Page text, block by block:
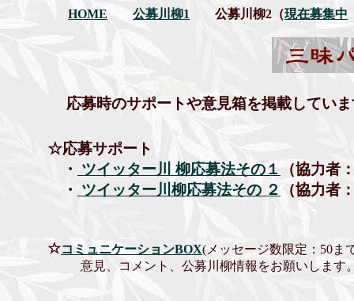
HOME 公募川柳1 公募川柳2（現在募集中
応募時のサポートや意見箱を掲載していま
☆応募サポート
・
ツイッター川 柳応募法その１
（協力者
・
ツイッター川柳応募法その ２ （協力者
☆コミュニケーションBOX(メッセージ数限定：50ま
意見、コメント、公募川柳情報をお願いします